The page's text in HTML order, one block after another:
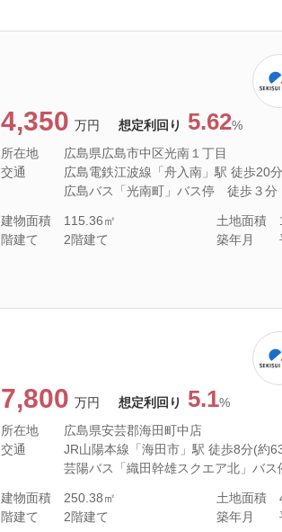
4,350 万円 想定利回り 5.62%
所在地
広島県広島市中区光南１丁目
交通
広島電鉄江波線「舟入南」駅 徒歩20
広島バス「光南町」バス停 徒歩３分
建物面積 115.36㎡ 土地面積
階建て
2階建て 築年月
7,800 万円 想定利回り 5.1%
所在地
広島県安芸郡海田町中店
交通
JR山陽本線「海田市」駅 徒歩8分(約
芸陽バス「織田幹雄スクエア北」バ
建物面積 250.38㎡ 土地面積
階建て
2階建て 築年月